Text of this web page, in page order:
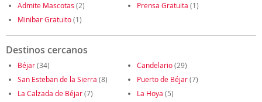
Admite Mascotas (2) Prensa Gratuita (1)
Minibar Gratuito(1)
Destinos cercanos
Béjar(34) Candelario(29)
San Esteban de la Sierra (8) Puerto de Béjar(7)
La Calzada de Béjar(7) La Hoya (5)